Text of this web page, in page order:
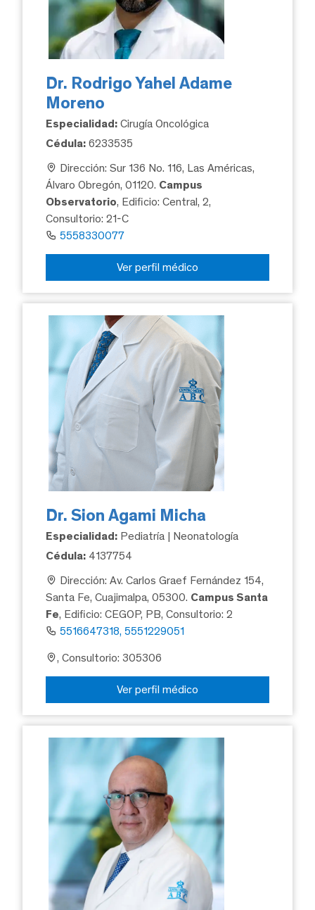
Dr. Rodrigo Yahel Adame
Moreno
Especialidad: Cirugía Oncológica
Cédula: 6233535
Dirección: Sur 136 No. 116, Las Américas,
Álvaro Obregón, 01120. Campus
Observatorio, Edificio: Central, 2,
Consultorio: 21-C
5558330077
Ver perfil médico
Dr. Sion Agami Micha
Especialidad: Pediatría | Neonatología
Cédula: 4137754
Dirección: Av. Carlos Graef Fernández 154,
Santa Fe, Cuajimalpa, 05300. Campus Santa
Fe, Edificio: CEGOP, PB, Consultorio: 2
5516647318, 5551229051
, Consultorio: 305306
Ver perfil médico